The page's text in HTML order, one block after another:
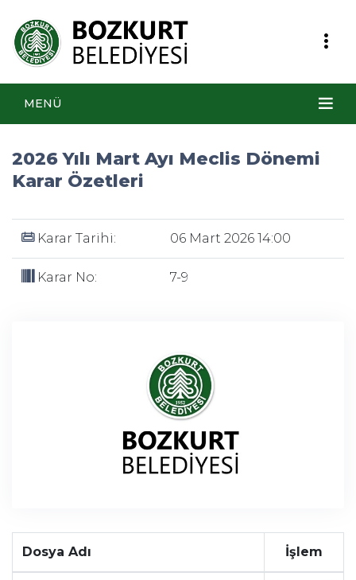
MENÜ
2026 Yılı Mart Ayı Meclis Dönemi
Karar Özetleri
Karar Tarihi: 06 Mart 2026 14:00
Karar No: 7-9
Dosya Adı İşlem